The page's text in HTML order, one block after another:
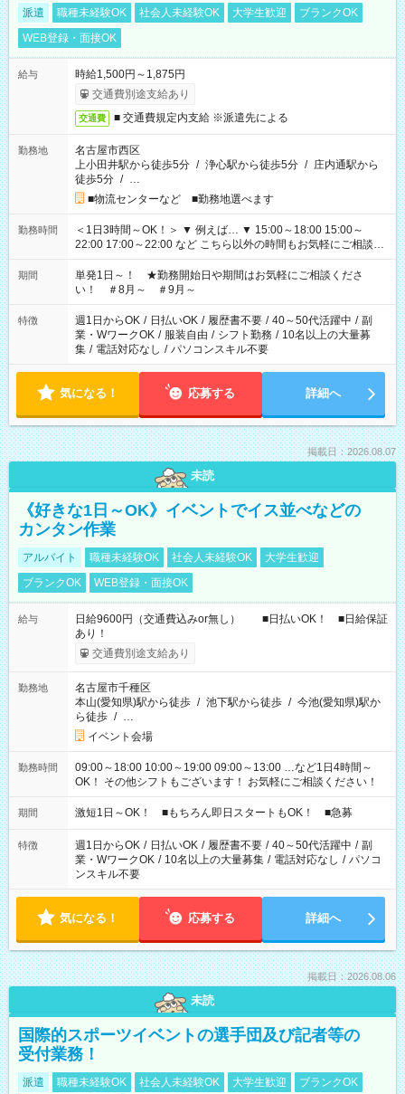
派遣 職種未経験OK 社会人未経験OK 大学生歓迎
ブランクOK
WEB登録・面接OK
給与
時給1,500円～1,875円
交通費別途支給あり
交通費 ■ 交通費規定内支給 ※派遣先による
勤務地
名古屋市西区
上小田井駅から徒歩5分 / 浄心駅から徒歩5分 / 庄内通駅から
徒歩5分 / …
■物流センターなど ■勤務地選べます
勤務時間
＜1日3時間～OK！＞ ▼ 例えば… ▼ 15:00～18:00 15:00～
22:00 17:00～22:00 など こちら以外の時間もお気軽にご相談く
ださい！
期間
単発1日～！ ★勤務開始日や期間はお気軽にご相談くださ
い！ ＃8月～ ＃9月～
特徴 週1日からOK / 日払いOK / 履歴書不要 / 40～50代活躍中 / 副
業・WワークOK / 服装自由 / シフト勤務 / 10名以上の大量募
集 / 電話対応なし / パソコンスキル不要
気になる！ 応募する 詳細へ
掲載日：2026.08.07
未読
《好きな1日～OK》イベントでイス並べなどの
カンタン作業
アルバイト 職種未経験OK 社会人未経験OK
大学生歓迎
ブランクOK
WEB登録・面接OK
給与
日給9600円（交通費込みor無し） ■日払いOK！ ■日給保証
あり！
交通費別途支給あり
勤務地
名古屋市千種区
本山(愛知県)駅から徒歩 / 池下駅から徒歩 / 今池(愛知県)駅か
ら徒歩 / …
イベント会場
勤務時間
09:00～18:00 10:00～19:00 09:00～13:00 …など1日4時間～
OK！ その他シフトもございます！ お気軽にご相談ください！
期間 激短1日～OK！ ■もちろん即日スタートもOK！ ■急募
特徴 週1日からOK / 日払いOK / 履歴書不要 / 40～50代活躍中 / 副
業・WワークOK / 10名以上の大量募集 / 電話対応なし / パソコ
ンスキル不要
気になる！ 応募する 詳細へ
掲載日：2026.08.06
未読
国際的スポーツイベントの選手団及び記者等の
受付業務！
派遣 職種未経験OK 社会人未経験OK 大学生歓迎
ブランクOK